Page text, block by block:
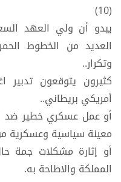
(10)
يبدو أن ولي العهد
العديد من الخطوط
وتكرار..
كثيرون يتوقعون تدبير
أمريكي بريطاني..
أو عمل عسكري خطير ضد
معينة سياسية وعسكرية
أو إثارة مشكلات جمة
المملكة والاطاحة به.